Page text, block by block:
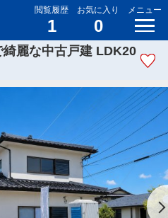
閲覧履歴
1
お気に入り
0
メニュー
麗な中古戸建 LDK20